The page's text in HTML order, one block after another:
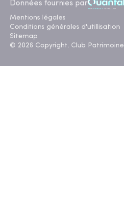
Données fournies par
Mentions légales
Conditions générales d'utillisation
Sitemap
© 2026 Copyright. Club Patrimoine